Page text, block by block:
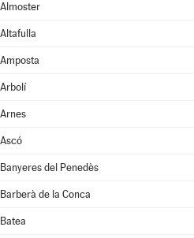
Almoster
Altafulla
Amposta
Arbolí
Arnes
Ascó
Banyeres del Penedès
Barberà de la Conca
Batea